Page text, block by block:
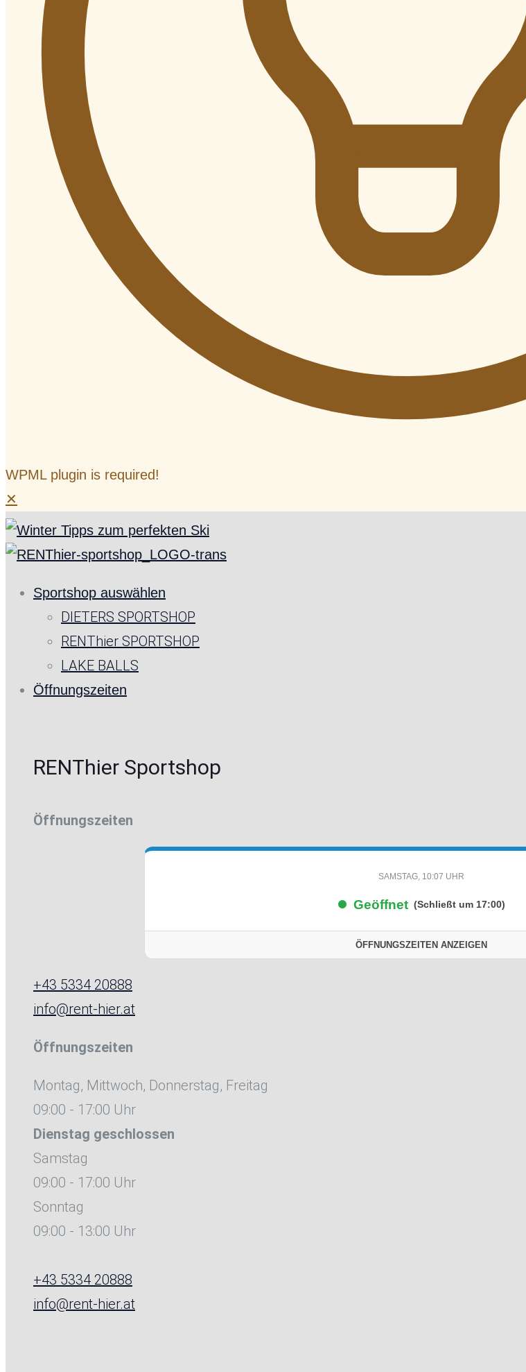
WPML plugin is required!
✕
Sportshop auswählen
DIETERS SPORTSHOP
RENThier SPORTSHOP
LAKE BALLS
Öffnungszeiten
RENThier Sportshop
Öffnungszeiten
SAMSTAG, 10:07 UHR
Geöffnet (Schließt um 17:00)
ÖFFNUNGSZEITEN ANZEIGEN
+43 5334 20888
info@rent-hier.at
Öffnungszeiten
Montag, Mittwoch, Donnerstag, Freitag
09:00 - 17:00 Uhr
Dienstag geschlossen
Samstag
09:00 - 17:00 Uhr
Sonntag
09:00 - 13:00 Uhr
+43 5334 20888
info@rent-hier.at